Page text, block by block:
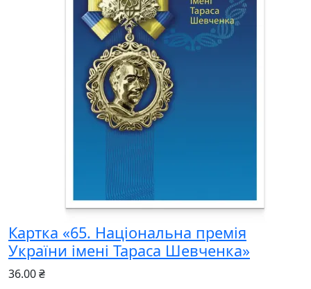
Картка «65. Національна премія
України імені Тараса Шевченка»
36.00 ₴